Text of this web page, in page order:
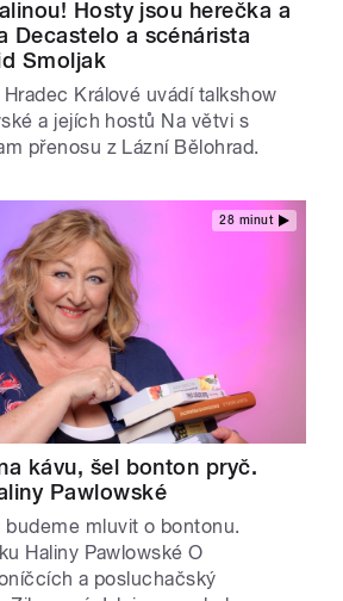
Hosty jsou herečka a
Decastelo a scénárista
Smoljak
Králové uvádí talkshow
a jejích hostů Na větvi s
přenosu z Lázní Bělohrad.
28 minut
kávu, šel bonton pryč.
Pawlowské
budeme mluvit o bontonu.
Haliny Pawlowské O
a posluchačský